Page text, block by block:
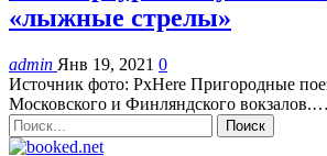
«лыжные стрелы»
admin Янв 19, 2021 0
Источник фото: PxHere Пригородные
Московского и Финляндского вокзалов.…